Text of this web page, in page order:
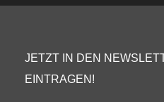
JETZT IN DEN
EINTRAGEN!